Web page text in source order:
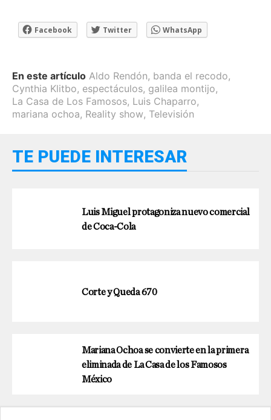
Facebook Twitter WhatsApp
En este artículo Aldo Rendón, banda el recodo,
Cynthia Klitbo, espectáculos, galilea montijo,
La Casa de Los Famosos, Luis Chaparro,
mariana ochoa, Reality show, Televisión
TE PUEDE INTERESAR
Luis Miguel protagoniza nuevo comercial
de Coca-Cola
Corte y Queda 670
Mariana Ochoa se convierte en la primera
eliminada de La Casa de los Famosos
México